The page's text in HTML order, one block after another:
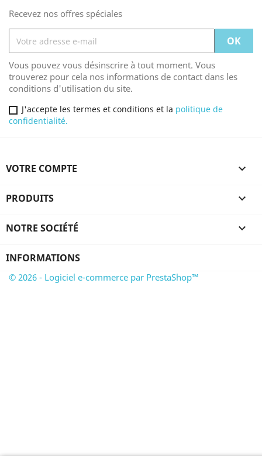
Recevez nos offres spéciales
Vous pouvez vous désinscrire à tout moment. Vous
trouverez pour cela nos informations de contact dans les
conditions d'utilisation du site.
J'accepte les termes et conditions et la politique de
confidentialité.
VOTRE COMPTE 
PRODUITS 
NOTRE SOCIÉTÉ 
INFORMATIONS
© 2026 - Logiciel e-commerce par PrestaShop™